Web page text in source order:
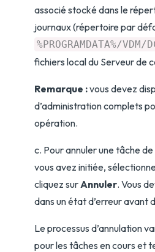
associé stocké dans le
journaux (répertoire par
%PROGRAMDATA%/VDM/
fichiers local du Serveur de
Remarque :vous devez
d’administration complets
opération.
c. Pour annuler une tâche
vous avez initiée,
cliquez surAnnuler. Vous
dans un état d’erreur avant
Le processus d’annulation
pour les tâches en cours et